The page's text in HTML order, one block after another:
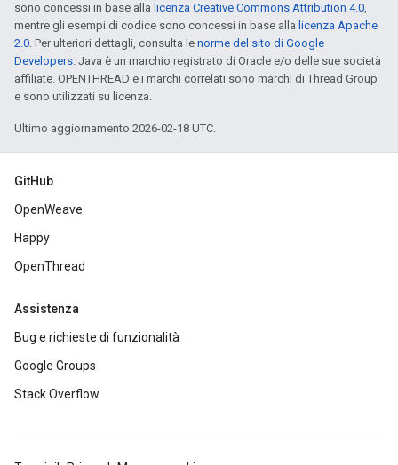
sono concessi in base alla licenza Creative Commons Attribution 4.0,
mentre gli esempi di codice sono concessi in base alla licenza Apache
2.0. Per ulteriori dettagli, consulta le norme del sito di Google
Developers. Java è un marchio registrato di Oracle e/o delle sue società
affiliate. OPENTHREAD e i marchi correlati sono marchi di Thread Group
e sono utilizzati su licenza.
Ultimo aggiornamento 2026-02-18 UTC.
GitHub
OpenWeave
Happy
OpenThread
Assistenza
Bug e richieste di funzionalità
Google Groups
Stack Overflow